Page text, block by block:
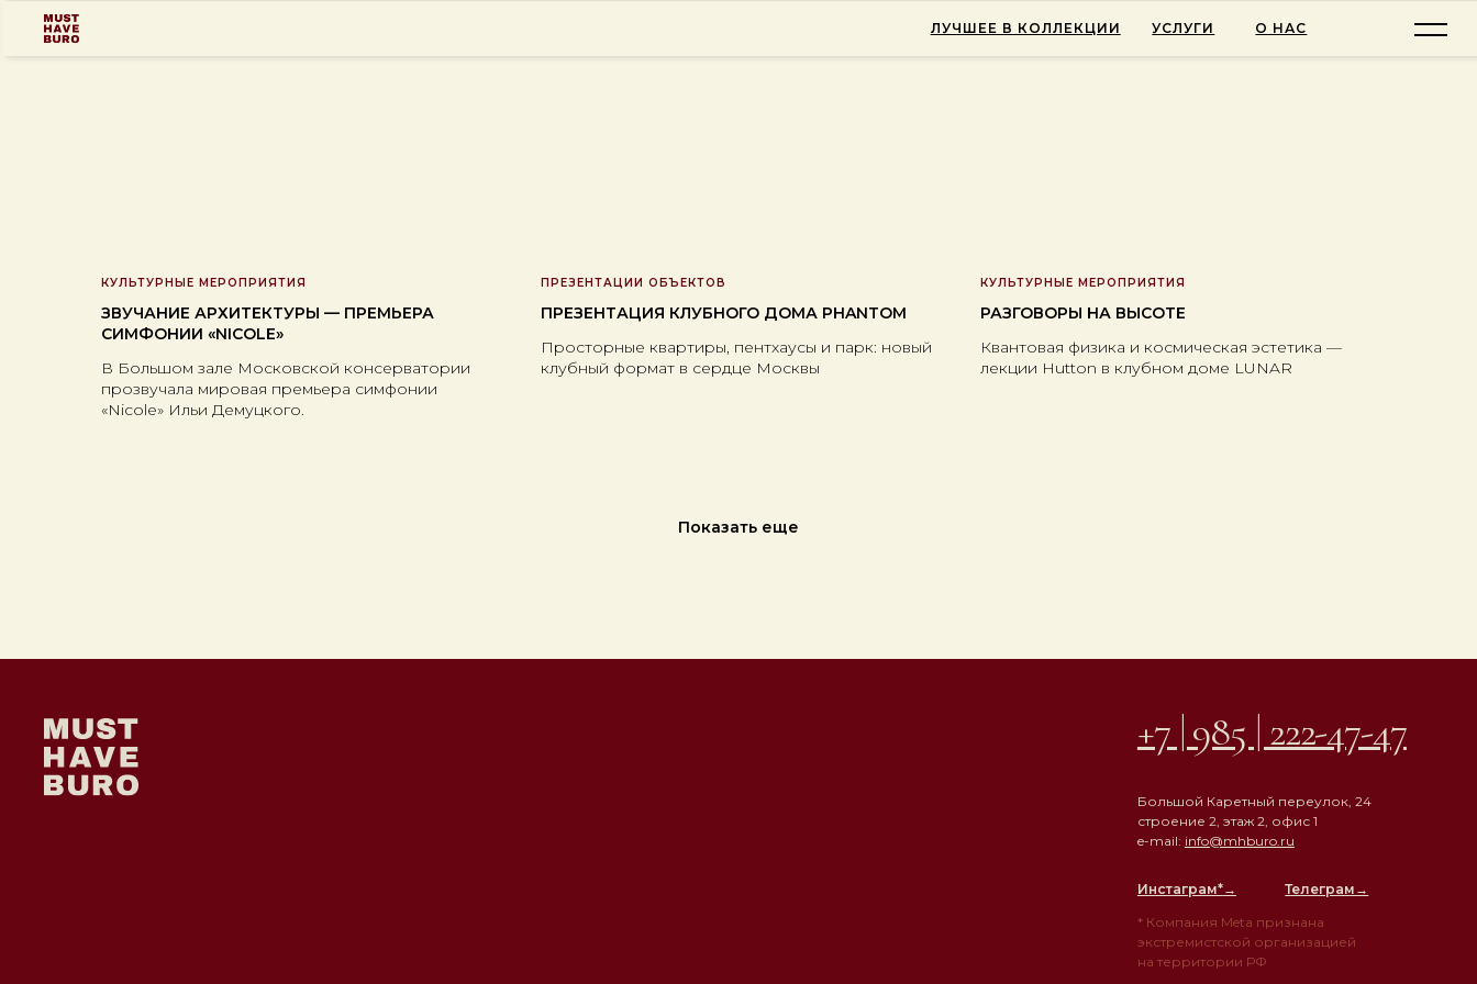
ЛУЧШЕЕ В КОЛЛЕКЦИИ УСЛУГИ О НАС
КУЛЬТУРНЫЕ МЕРОПРИЯТИЯ
ЗВУЧАНИЕ АРХИТЕКТУРЫ — ПРЕМЬЕРА
СИМФОНИИ «NICOLE»
В Большом зале Московской консерватории
прозвучала мировая премьера симфонии
«Nicole» Ильи Демуцкого.
ПРЕЗЕНТАЦИИ ОБЪЕКТОВ
ПРЕЗЕНТАЦИЯ КЛУБНОГО ДОМА PHANTOM
Просторные квартиры, пентхаусы и парк: новый
клубный формат в сердце Москвы
КУЛЬТУРНЫЕ МЕРОПРИЯТИЯ
РАЗГОВОРЫ НА ВЫСОТЕ
Квантовая физика и космическая эстетика —
лекции Hutton в клубном доме LUNAR
Показать еще
Телеграм→
Инстаграм*→
+7 | 985 | 222-47-47
* Компания Meta признана
экстремистской организацией
на территории РФ
Большой Каретный переулок, 24
строение 2, этаж 2, офис 1
e-mail: info@mhburo.ru